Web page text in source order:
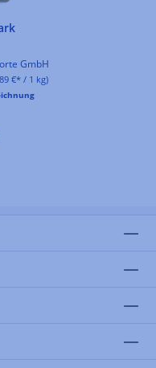
GmbH
€* / 1 kg)